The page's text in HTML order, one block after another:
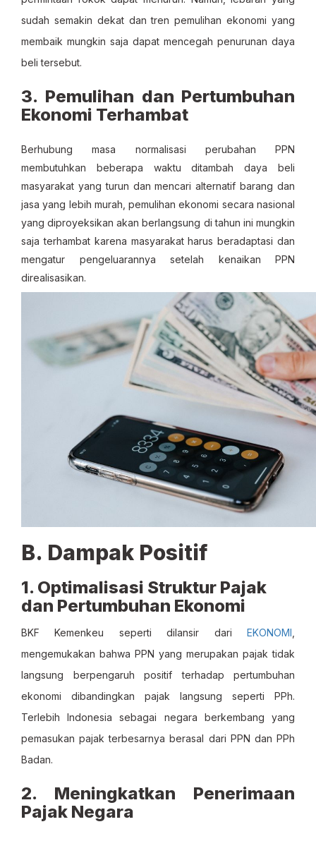
sudah semakin dekat dan tren pemulihan ekonomi yang
membaik mungkin saja dapat mencegah penurunan daya
beli tersebut.
3. Pemulihan dan Pertumbuhan
Ekonomi Terhambat
Berhubung masa normalisasi perubahan PPN
membutuhkan beberapa waktu ditambah daya beli
masyarakat yang turun dan mencari alternatif barang dan
jasa yang lebih murah, pemulihan ekonomi secara nasional
yang diproyeksikan akan berlangsung di tahun ini mungkin
saja terhambat karena masyarakat harus beradaptasi dan
mengatur pengeluarannya setelah kenaikan PPN
direalisasikan.
B. Dampak Positif
1. Optimalisasi Struktur Pajak
dan Pertumbuhan Ekonomi
BKF Kemenkeu seperti dilansir dari EKONOMI
mengemukakan bahwa PPN yang merupakan pajak tidak
langsung berpengaruh positif terhadap pertumbuhan
ekonomi dibandingkan pajak langsung seperti PPh.
Terlebih Indonesia sebagai negara berkembang yang
pemasukan pajak terbesarnya berasal dari PPN dan PPh
Badan.
2. Meningkatkan Penerimaan
Pajak Negara